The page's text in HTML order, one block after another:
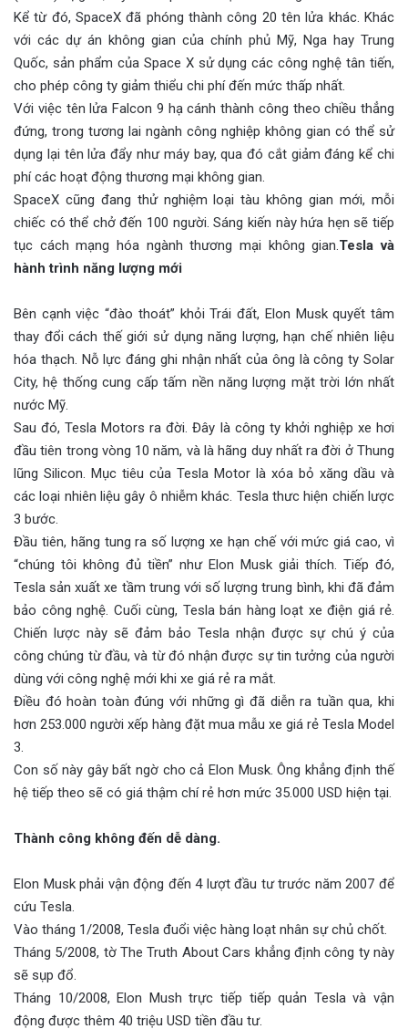
Kể từ đó, SpaceX đã phóng thành công 20 tên lửa khác. Khác
với các dự án không gian của chính phủ Mỹ, Nga hay Trung
Quốc, sản phẩm của Space X sử dụng các công nghệ tân tiến,
cho phép công ty giảm thiểu chi phí đến mức thấp nhất.
Với việc tên lửa Falcon 9 hạ cánh thành công theo chiều thẳng
đứng, trong tương lai ngành công nghiệp không gian có thể sử
dụng lại tên lửa đẩy như máy bay, qua đó cắt giảm đáng kể chi
phí các hoạt động thương mại không gian.
SpaceX cũng đang thử nghiệm loại tàu không gian mới, mỗi
chiếc có thể chở đến 100 người. Sáng kiến này hứa hẹn sẽ tiếp
tục cách mạng hóa ngành thương mại không gian. Tesla và
hành trình năng lượng mới
Bên cạnh việc “đào thoát” khỏi Trái đất, Elon Musk quyết tâm
thay đổi cách thế giới sử dụng năng lượng, hạn chế nhiên liệu
hóa thạch. Nỗ lực đáng ghi nhận nhất của ông là công ty Solar
City, hệ thống cung cấp tấm nền năng lượng mặt trời lớn nhất
nước Mỹ.
Sau đó, Tesla Motors ra đời. Đây là công ty khởi nghiệp xe hơi
đầu tiên trong vòng 10 năm, và là hãng duy nhất ra đời ở Thung
lũng Silicon. Mục tiêu của Tesla Motor là xóa bỏ xăng dầu và
các loại nhiên liệu gây ô nhiễm khác. Tesla thưc hiện chiến lược
3 bước.
Đầu tiên, hãng tung ra số lượng xe hạn chế với mức giá cao, vì
“chúng tôi không đủ tiền” như Elon Musk giải thích. Tiếp đó,
Tesla sản xuất xe tầm trung với số lượng trung bình, khi đã đảm
bảo công nghệ. Cuối cùng, Tesla bán hàng loạt xe điện giá rẻ.
Chiến lược này sẽ đảm bảo Tesla nhận được sự chú ý của
công chúng từ đầu, và từ đó nhận được sự tin tưởng của người
dùng với công nghệ mới khi xe giá rẻ ra mắt.
Điều đó hoàn toàn đúng với những gì đã diễn ra tuần qua, khi
hơn 253.000 người xếp hàng đặt mua mẫu xe giá rẻ Tesla Model
3.
Con số này gây bất ngờ cho cả Elon Musk. Ông khẳng định thế
hệ tiếp theo sẽ có giá thậm chí rẻ hơn mức 35.000 USD hiện tại.
Thành công không đến dễ dàng.
Elon Musk phải vận động đến 4 lượt đầu tư trước năm 2007 để
cứu Tesla.
Vào tháng 1/2008, Tesla đuổi việc hàng loạt nhân sự chủ chốt.
Tháng 5/2008, tờ The Truth About Cars khẳng định công ty này
sẽ sụp đổ.
Tháng 10/2008, Elon Mush trực tiếp tiếp quản Tesla và vận
động được thêm 40 triệu USD tiền đầu tư.